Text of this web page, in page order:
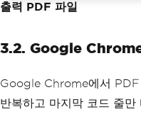
출력 PDF 파일
3.2. Google
Google Chrome에서 PDF
반복하고 마지막 코드 줄만